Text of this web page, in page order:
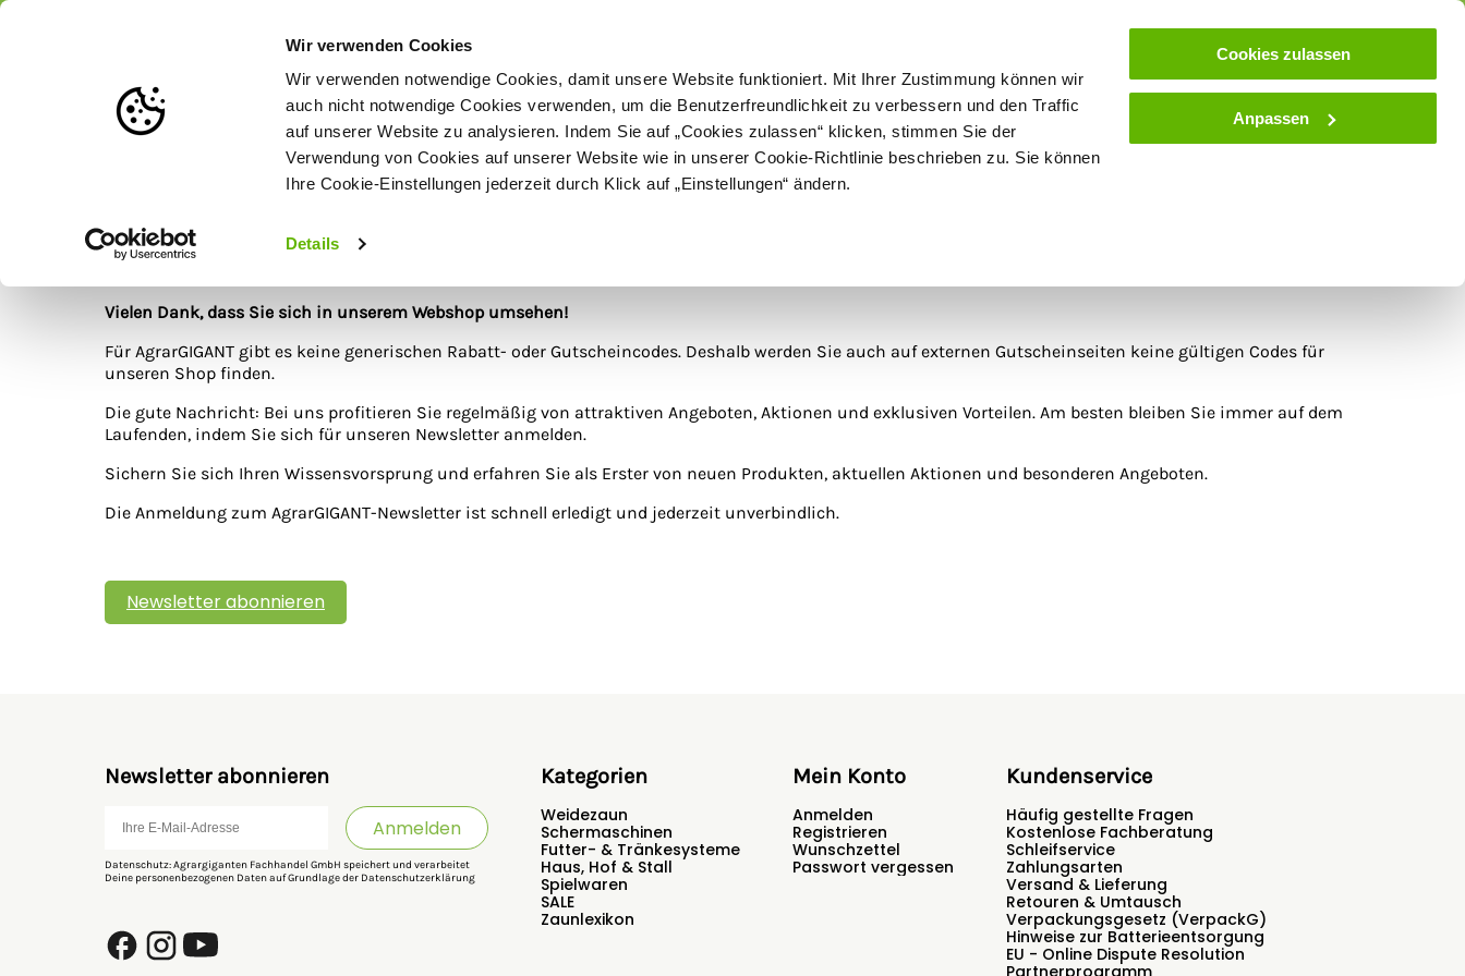
Wir verwenden Cookies
Wir verwenden notwendige Cookies, damit unsere Website funktioniert. Mit Ihrer Zustimmung können wir
auch nicht notwendige Cookies verwenden, um die Benutzerfreundlichkeit zu verbessern und den Traffic
auf unserer Website zu analysieren. Indem Sie auf „Cookies zulassen“ klicken, stimmen Sie der
Verwendung von Cookies auf unserer Website wie in unserer Cookie-Richtlinie beschrieben zu. Sie können
Ihre Cookie-Einstellungen jederzeit durch Klick auf „Einstellungen“ ändern.
Details
Cookies zulassen
Anpassen
Weidezaun Zaunlösungen nach Tierart Schermaschinen Futter- & Tränkesysteme Haus, Hof & Stall Spielwaren Zaunlexikon SALE
AgrarGIGANT-Rabattcodes
Vielen Dank, dass Sie sich in unserem Webshop umsehen!
Für AgrarGIGANT gibt es keine generischen Rabatt- oder Gutscheincodes. Deshalb werden Sie auch auf externen Gutscheinseiten keine gültigen Codes für
unseren Shop finden.
Die gute Nachricht: Bei uns profitieren Sie regelmäßig von attraktiven Angeboten, Aktionen und exklusiven Vorteilen. Am besten bleiben Sie immer auf dem
Laufenden, indem Sie sich für unseren Newsletter anmelden.
Sichern Sie sich Ihren Wissensvorsprung und erfahren Sie als Erster von neuen Produkten, aktuellen Aktionen und besonderen Angeboten.
Die Anmeldung zum AgrarGIGANT-Newsletter ist schnell erledigt und jederzeit unverbindlich.
Newsletter abonnieren
Newsletter abonnieren
Anmelden
Datenschutz: Agrargiganten Fachhandel GmbH speichert und verarbeitet
Deine personenbezogenen Daten auf Grundlage der Datenschutzerklärung
Kategorien
Weidezaun
Schermaschinen
Futter- & Tränkesysteme
Haus, Hof & Stall
Spielwaren
SALE
Zaunlexikon
Mein Konto
Anmelden
Registrieren
Wunschzettel
Passwort vergessen
Kundenservice
Häufig gestellte Fragen
Kostenlose Fachberatung
Schleifservice
Zahlungsarten
Versand & Lieferung
Retouren & Umtausch
Verpackungsgesetz (VerpackG)
Hinweise zur Batterieentsorgung
EU - Online Dispute Resolution
Partnerprogramm